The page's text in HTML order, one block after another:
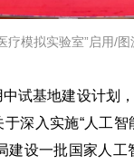
疗模拟实验室”启用/
试基地建设计划
深入实施“人工智
建设一批国家人工